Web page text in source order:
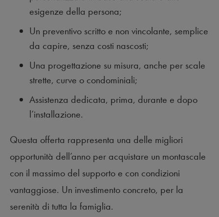
esigenze della persona;
Un preventivo scritto e non vincolante, semplice
da capire, senza costi nascosti;
Una progettazione su misura, anche per scale
strette, curve o condominiali;
Assistenza dedicata, prima, durante e dopo
l’installazione.
Questa offerta rappresenta una delle migliori
opportunità dell’anno per acquistare un montascale
con il massimo del supporto e con condizioni
vantaggiose. Un investimento concreto, per la
serenità di tutta la famiglia.